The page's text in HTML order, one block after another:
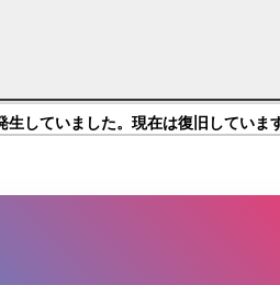
生していました。現在は復旧していま